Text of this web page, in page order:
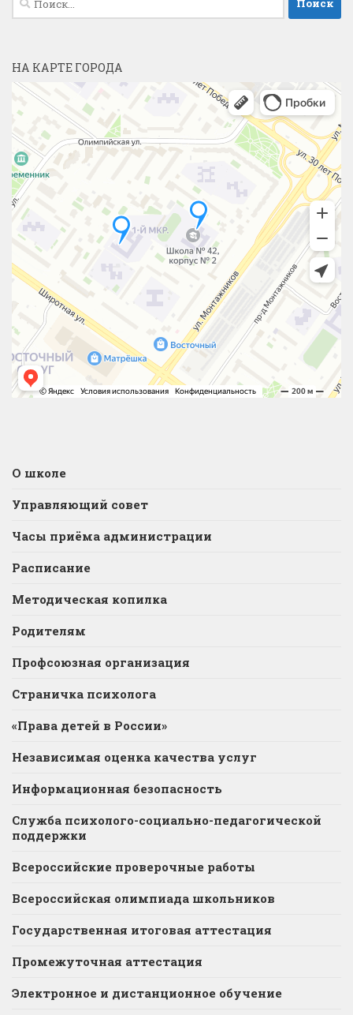
НА КАРТЕ ГОРОДА
О школе
Управляющий совет
Часы приёма администрации
Расписание
Методическая копилка
Родителям
Профсоюзная организация
Страничка психолога
«Права детей в России»
Независимая оценка качества услуг
Информационная безопасность
Служба психолого-социально-педагогической
поддержки
Всероссийские проверочные работы
Всероссийская олимпиада школьников
Государственная итоговая аттестация
Промежуточная аттестация
Электронное и дистанционное обучение